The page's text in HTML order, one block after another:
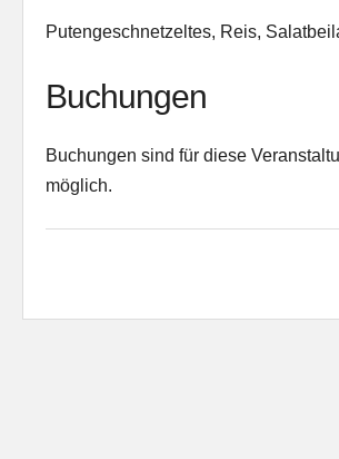
Putengeschnetzeltes, Reis,
Buchungen
Buchungen sind für diese
möglich.